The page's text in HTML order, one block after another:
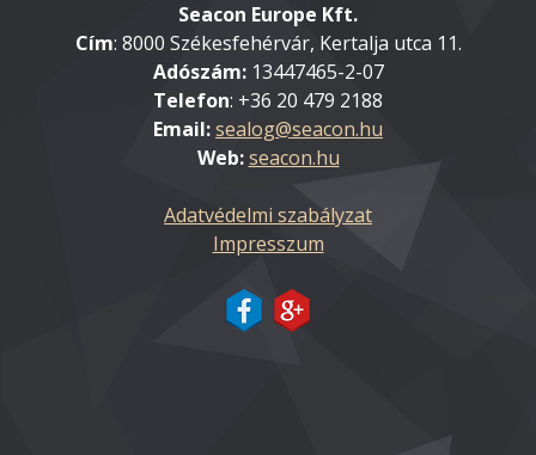
Seacon Europe Kft.
Cím: 8000 Székesfehérvár, Kertalja utca 11.
Adószám: 13447465-2-07
Telefon: +36 20 479 2188
Email:
Web:seacon.hu
Adatvédelmi szabályzat
Impresszum